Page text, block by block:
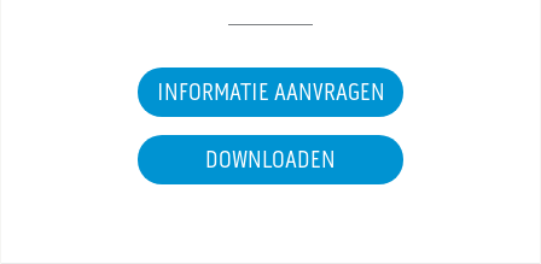
INFORMATIE AANVRAGEN
DOWNLOADEN